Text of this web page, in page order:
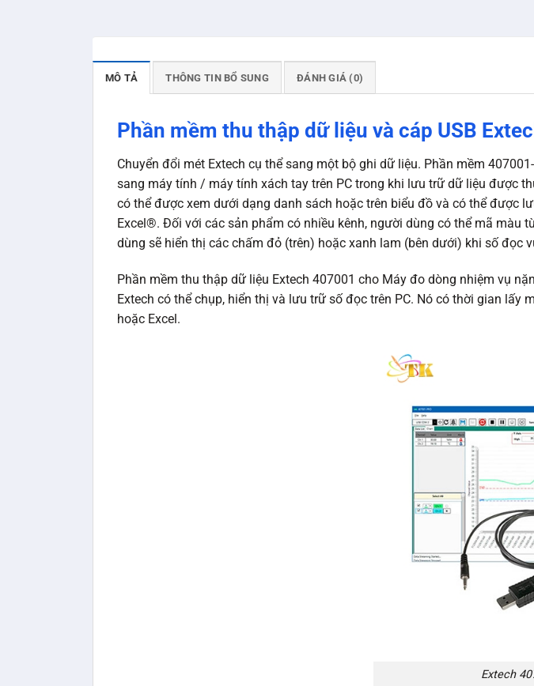
MÔ TẢ THÔNG TIN BỔ SUNG ĐÁNH GIÁ (0)
Phần mềm thu thập dữ liệu và cáp USB
Chuyển đổi mét Extech cụ thể sang một bộ ghi dữ liệu. Phần mềm
sang máy tính / máy tính xách tay trên PC trong khi lưu trữ dữ liệu được
có thể được xem dưới dạng danh sách hoặc trên biểu đồ và có thể được
Excel®. Đối với các sản phẩm có nhiều kênh, người dùng có thể mã màu
dùng sẽ hiển thị các chấm đỏ (trên) hoặc xanh lam (bên dưới) khi số đọc
Phần mềm thu thập dữ liệu Extech 407001 cho Máy đo dòng nhiệm vụ
Extech có thể chụp, hiển thị và lưu trữ số đọc trên PC. Nó có thời gian
hoặc Excel.
Extech